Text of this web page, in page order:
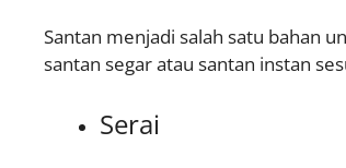
Santan menjadi salah satu bahan
santan segar atau santan instan
Serai